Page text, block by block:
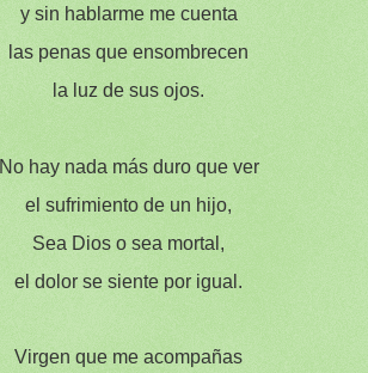
y sin hablarme me cuenta
las penas que ensombrecen
la luz de sus ojos.
No hay nada más duro que ver
el sufrimiento de un hijo,
Sea Dios o sea mortal,
el dolor se siente por igual.
Virgen que me acompañas